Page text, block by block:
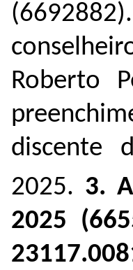
(6692882
Roberto
discente
2025. 3.
2025 (